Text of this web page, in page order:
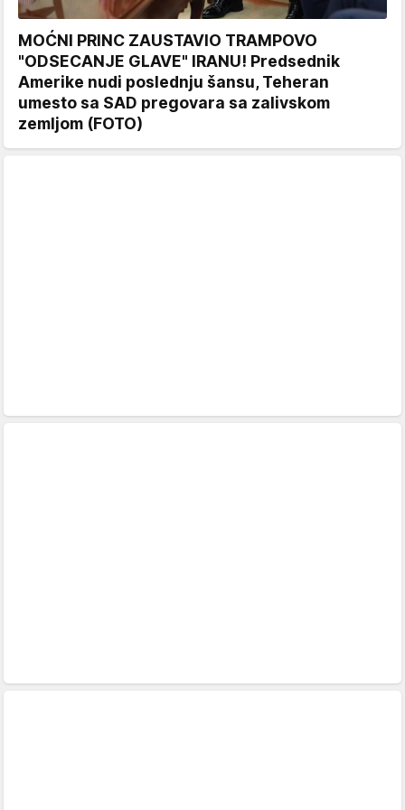
MOĆNI PRINC ZAUSTAVIO TRAMPOVO
"ODSECANJE GLAVE" IRANU! Predsednik
Amerike nudi poslednju šansu, Teheran
umesto sa SAD pregovara sa zalivskom
zemljom (FOTO)